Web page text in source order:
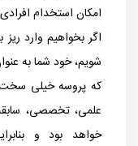
امکان استخدام
اگر بخواهیم وارد
شویم، خود شما به
که پروسه خیلی سخت
علمی، تخصصی،
خواهد بود و